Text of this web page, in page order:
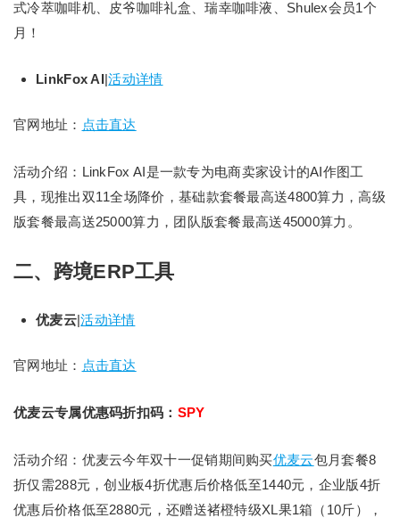
式冷萃咖啡机、皮爷咖啡礼盒、瑞幸咖啡液、Shulex会员1个
月！
LinkFox AI|活动详情
官网地址： 点击直达
活动介绍：LinkFox AI是一款专为电商卖家设计的AI作图工
具，现推出双11全场降价，基础款套餐最高送4800算力，高级
版套餐最高送25000算力，团队版套餐最高送45000算力。
二、跨境ERP工具
优麦云|活动详情
官网地址： 点击直达
优麦云专属优惠码折扣码： SPY
活动介绍：优麦云今年双十一促销期间购买优麦云包月套餐8
折仅需288元，创业板4折优惠后价格低至1440元，企业版4折
优惠后价格低至2880元，还赠送褚橙特级XL果1箱（10斤），